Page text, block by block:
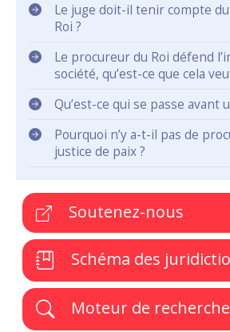
Le juge doit-il tenir compte
Roi ?
Le procureur du Roi défend
société, qu’est-ce que cela
Qu’est-ce qui se passe avant
Pourquoi n’y a-t-il pas de
justice de paix ?
Soutenez-nous
Schéma des
Moteur de recherche